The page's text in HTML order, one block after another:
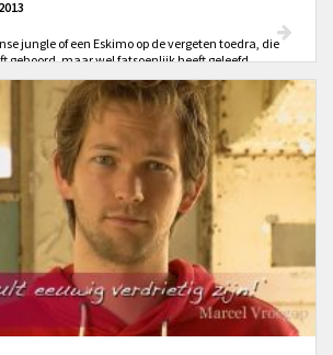
jungle of een Eskimo op de vergeten toedra, die
gehoord, maar wel fatsoenlijk heeft geleefd,